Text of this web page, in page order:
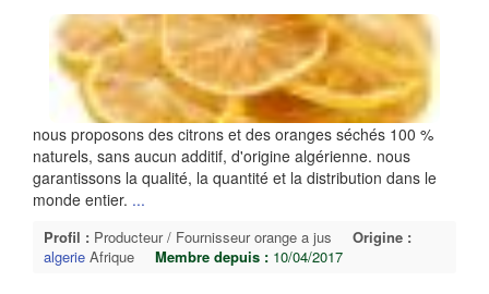
nous proposons des citrons et des oranges séchés 100 %
naturels, sans aucun additif, d'origine algérienne. nous
garantissons la qualité, la quantité et la distribution dans le
monde entier. ...
Profil : Producteur / Fournisseur orange a jus
Origine :
algerie Afrique Membre depuis : 10/04/2017